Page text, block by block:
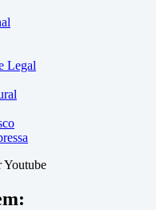
Legal
Youtube